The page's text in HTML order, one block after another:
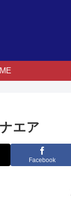
エア
Facebook